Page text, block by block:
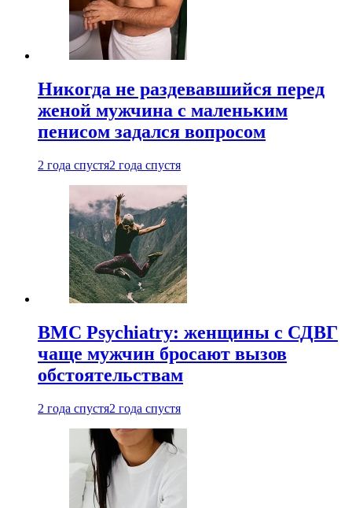
Никогда не раздевавшийся перед
женой мужчина с маленьким
пенисом задался вопросом
2 года спустя2 года спустя
BMC Psychiatry: женщины с СДВГ
чаще мужчин бросают вызов
обстоятельствам
2 года спустя2 года спустя